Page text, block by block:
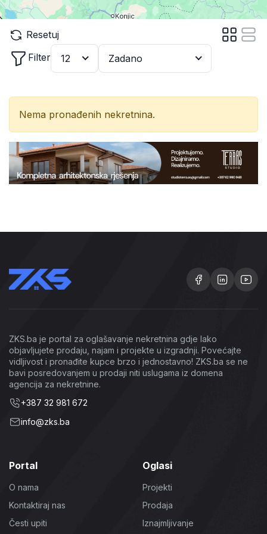
Resetuj
Filter
12 Zadano
Nema pronađenih nekretnina.
ZKS.ba je portal za oglašavanje nekretnina gdje lako
objavljujete prodaju, najam i projekte u izgradnji. Povećajte
vidljivost i pronađite kupce brzo i jednostavno! ZKS.ba se ne
bavi posredovanjem u prodaji niti uslugama iz domena
agencija za nekretnine.
+387 32 981 672
info@zks.ba
Portal
O nama
Kontaktiraj nas
Česti upiti
Oglasi
Projekti
Prodaja
Iznajmljivanje